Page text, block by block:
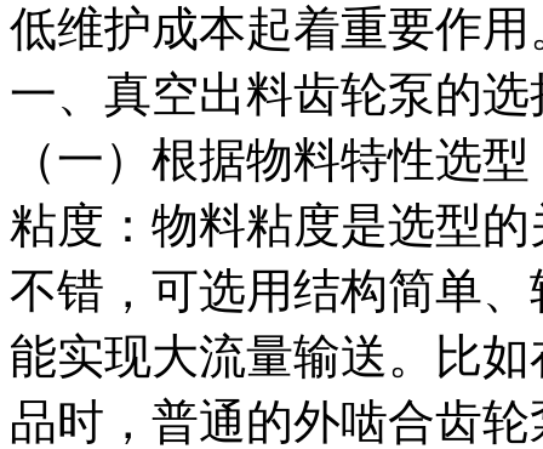
低维护成本起着重要作用
一、真空出料齿轮泵的选
（一）根据物料特性选型
粘度：物料粘度是选型
不错，可选用结构简单
能实现大流量输送。比
品时，普通的外啮合齿